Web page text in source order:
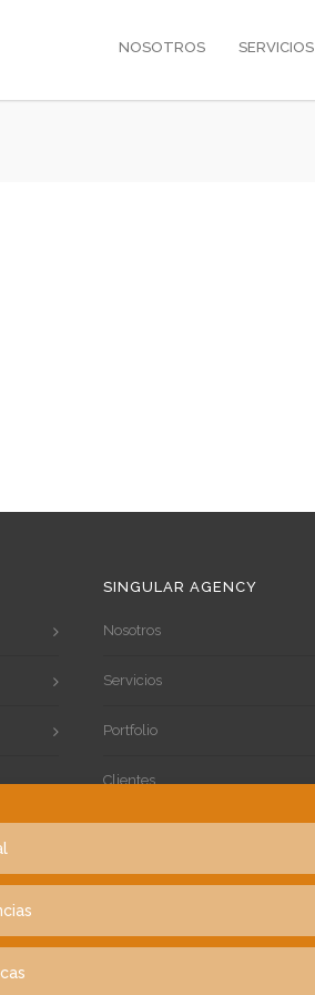
NOSOTROS SERVICIOS
SINGULAR AGENCY
Nosotros
Servicios
Portfolio
Clientes